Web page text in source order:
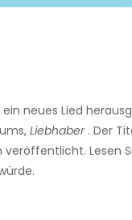
neues Lied
Liebhaber. Der
Lesen